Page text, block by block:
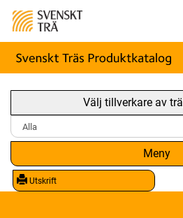
Välj tillverkare av
Meny
Utskrift